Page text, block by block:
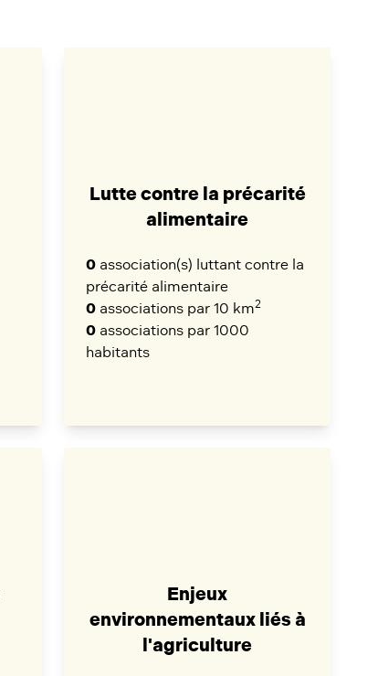
Lutte contre la précarité
alimentaire
0 association(s) luttant contre la
précarité alimentaire
0 associations par 10 km2
0 associations par 1000
habitants
Enjeux
environnementaux liés à
l'agriculture